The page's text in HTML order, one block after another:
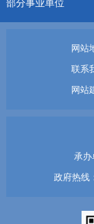
部分事业单位
网站
联系
网站
承办
政府热线